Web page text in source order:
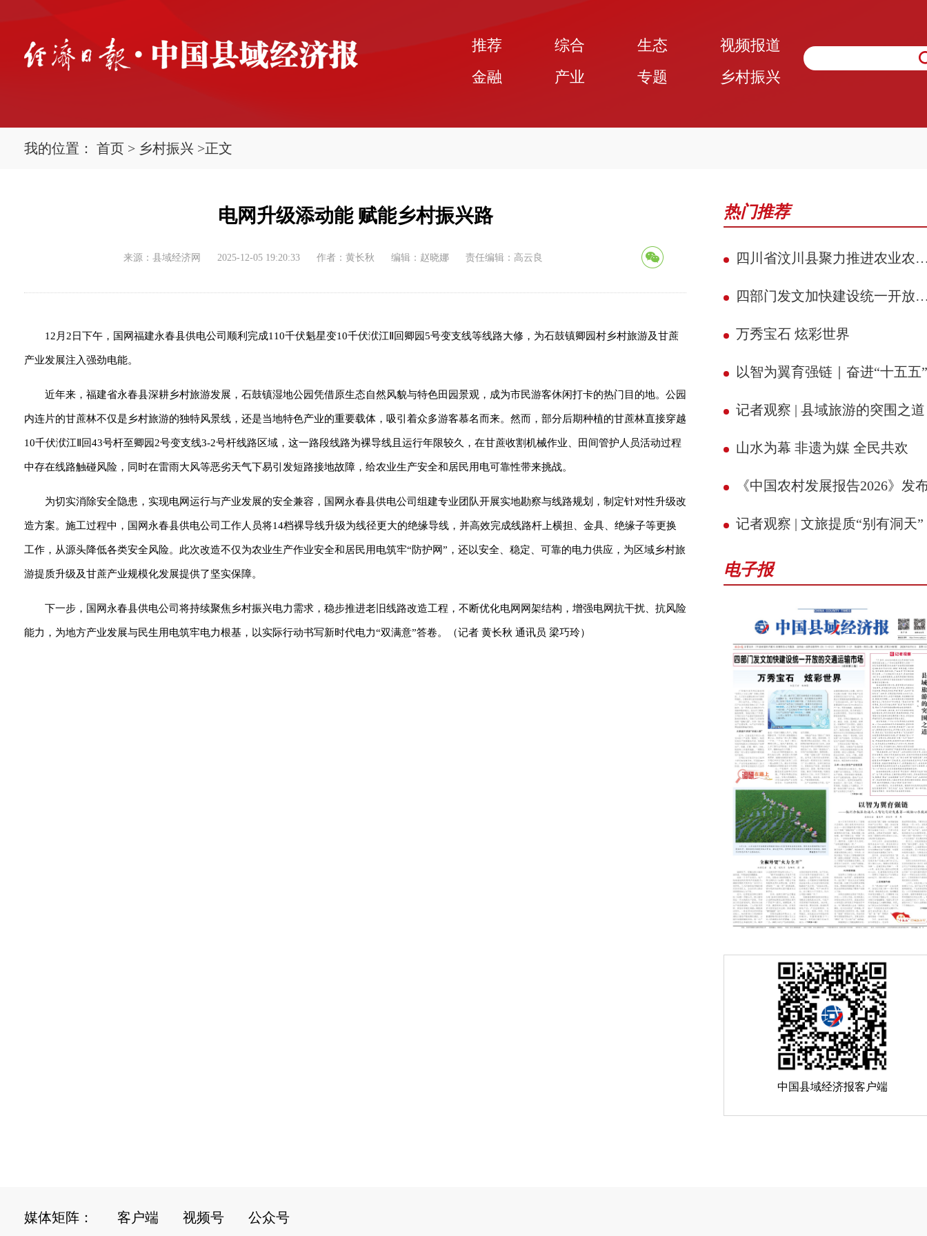
推荐 综合 生态
视频报道
金融
产业 专题 乡村振兴
我的位置： 首页 > 乡村振兴 >正文
电网升级添动能 赋能乡村振兴路
来源：县域经济网 2025-12-05 19:20:33 作者：黄长秋 编辑：赵晓娜 责任编辑：高云良
12月2日下午，国网福建永春县供电公司顺利完成110千伏魁星变10千伏洑江Ⅱ回卿园5号变支线等线路大修，为石鼓镇卿园村乡村旅游及甘蔗
产业发展注入强劲电能。
近年来，福建省永春县深耕乡村旅游发展，石鼓镇湿地公园凭借原生态自然风貌与特色田园景观，成为市民游客休闲打卡的热门目的地。公园
内连片的甘蔗林不仅是乡村旅游的独特风景线，还是当地特色产业的重要载体，吸引着众多游客慕名而来。然而，部分后期种植的甘蔗林直接穿越
10千伏洑江Ⅱ回43号杆至卿园2号变支线3-2号杆线路区域，这一路段线路为裸导线且运行年限较久，在甘蔗收割机械作业、田间管护人员活动过程
中存在线路触碰风险，同时在雷雨大风等恶劣天气下易引发短路接地故障，给农业生产安全和居民用电可靠性带来挑战。
为切实消除安全隐患，实现电网运行与产业发展的安全兼容，国网永春县供电公司组建专业团队开展实地勘察与线路规划，制定针对性升级改
造方案。施工过程中，国网永春县供电公司工作人员将14档裸导线升级为线径更大的绝缘导线，并高效完成线路杆上横担、金具、绝缘子等更换
工作，从源头降低各类安全风险。此次改造不仅为农业生产作业安全和居民用电筑牢“防护网”，还以安全、稳定、可靠的电力供应，为区域乡村旅
游提质升级及甘蔗产业规模化发展提供了坚实保障。
下一步，国网永春县供电公司将持续聚焦乡村振兴电力需求，稳步推进老旧线路改造工程，不断优化电网网架结构，增强电网抗干扰、抗风险
能力，为地方产业发展与民生用电筑牢电力根基，以实际行动书写新时代电力“双满意”答卷。（记者 黄长秋 通讯员 梁巧玲）
热门推荐
四川省汶川县聚力推进农业农村现代化 赋能民族地区县域典范建设攻坚见效
四部门发文加快建设统一开放的交通运输市场
万秀宝石 炫彩世界
以智为翼育强链｜奋进“十五五” 县域新征程
记者观察 | 县域旅游的突围之道
山水为幕 非遗为媒 全民共欢
《中国农村发展报告2026》发
记者观察 | 文旅提质“别有洞天”
电子报
中国县域经济报客户端
媒体矩阵： 客户端 视频号 公众号